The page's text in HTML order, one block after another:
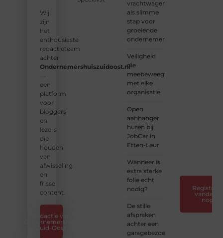
Wij
zijn
het
enthousiaste
redactieteam
achter
Ondernemershuiszuidoost.nl
—
een
platform
voor
bloggers
en
lezers
die
houden
van
afwisseling
en
frisse
content.
Redactie van
Ondernemershuis
Zuid-Oost
vrachtwagens
als slimme
stap voor
groeiende
ondernemers
Veiligheid
die
meebeweegt
met elke
organisatie
Open
aanhanger
huren bij
JobCar in
Etten-Leur
Wanneer is
extra sterke
folie echt
nodig?
De stille
afspraken
achter een
garagebezoek
Registreer
vandaag
nog